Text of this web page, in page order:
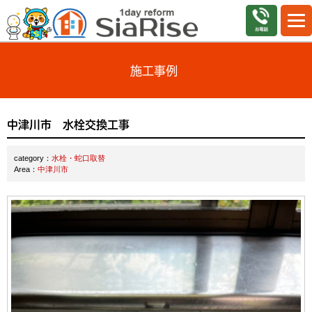
施工事例
中津川市 水栓交換工事
category： 水栓・蛇口取替
Area： 中津川市